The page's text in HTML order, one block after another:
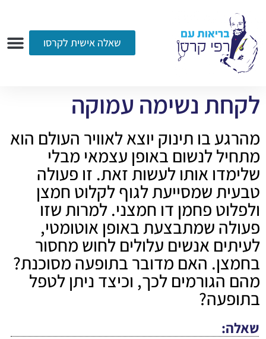
שאלה אישית לקרסו
לקחת נשימה עמוקה
מהרגע בו תינוק יוצא לאוויר העולם הוא
מתחיל לנשום באופן עצמאי מבלי
שלימדו אותו לעשות זאת. זו פעולה
טבעית שמסייעת לגוף לקלוט חמצן
ולפלוט פחמן דו חמצני. למרות שזו
פעולה שמתבצעת באופן אוטומטי,
לעיתים אנשים עלולים לחוש מחסור
בחמצן. האם מדובר בתופעה מסוכנת?
מהם הגורמים לכך, וכיצד ניתן לטפל
בתופעה?
שאלה